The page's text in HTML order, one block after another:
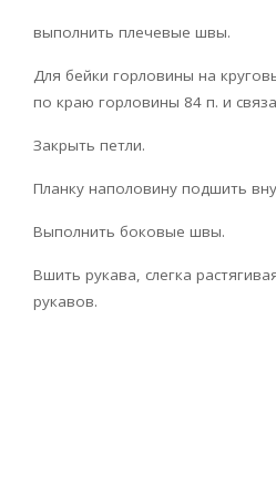
выполнить плечевые швы.
Для бейки горловины на
по краю горловины 84 п. и
Закрыть петли.
Планку наполовину подшить
Выполнить боковые швы.
Вшить рукава, слегка
рукавов.